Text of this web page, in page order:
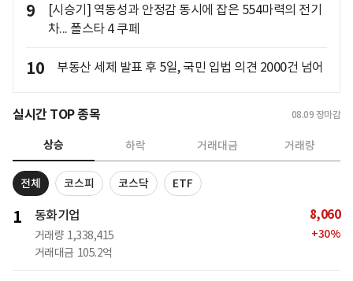
9
[시승기] 역동성과 안정감 동시에 잡은 554마력의 전기
차... 폴스타 4 쿠페
10 부동산 세제 발표 후 5일, 국민 입법 의견 2000건 넘어
실시간 TOP 종목 08.09 장마감
상승 하락 거래대금 거래량
전체 코스피 코스닥 ETF
1 동화기업
거래량 1,338,415
거래대금 105.2억
8,060
+30%